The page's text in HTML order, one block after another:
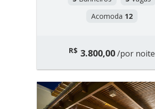
Acomoda 12
R$ 3.800,00/por noite